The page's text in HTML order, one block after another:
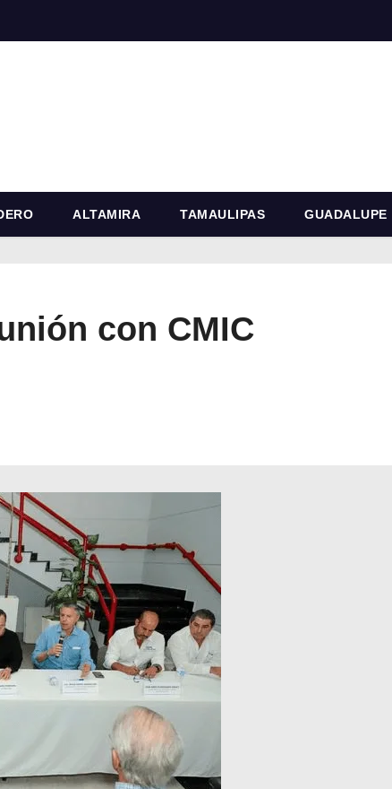
ALTAMIRA TAMAULIPAS GUADALUPE
con CMIC